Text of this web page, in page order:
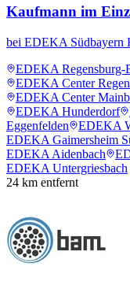
Kaufmann im
bei EDEKA Südbayern
EDEKA Regensburg-
EDEKA Center
EDEKA Center
EDEKA Hunderdorf
Eggenfelden
EDEKA
EDEKA Gaimersheim
EDEKA Aidenbach
EDEKA Untergriesbach
24 km entfernt